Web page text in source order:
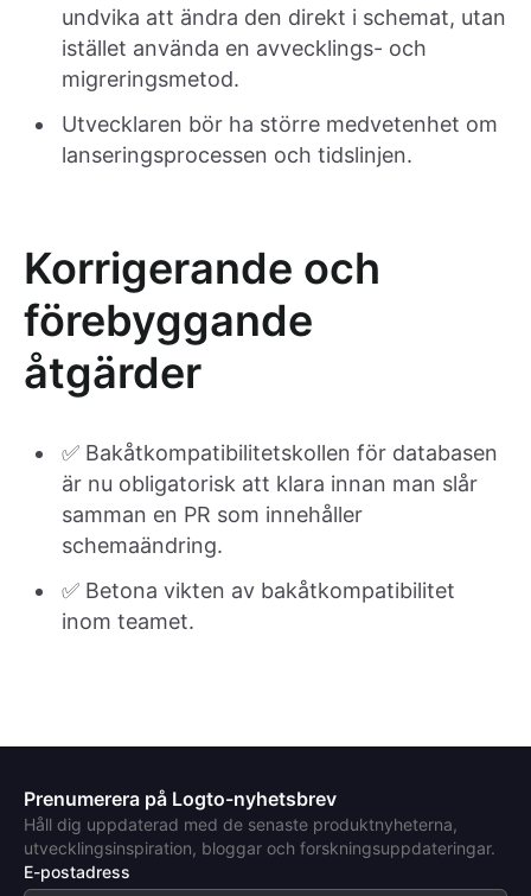
undvika att ändra den direkt i schemat, utan
istället använda en avvecklings- och
migreringsmetod.
Utvecklaren bör ha större medvetenhet om
lanseringsprocessen och tidslinjen.
Korrigerande och
förebyggande
åtgärder
✅ Bakåtkompatibilitetskollen för databasen
är nu obligatorisk att klara innan man slår
samman en PR som innehåller
schemaändring.
✅ Betona vikten av bakåtkompatibilitet
inom teamet.
Prenumerera på Logto-nyhetsbrev
Håll dig uppdaterad med de senaste produktnyheterna,
utvecklingsinspiration, bloggar och forskningsuppdateringar.
E-postadress